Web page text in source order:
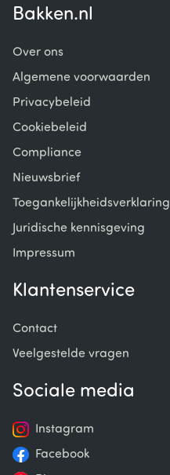
Bakken.nl
Over ons
Algemene voorwaarden
Privacybeleid
Cookiebeleid
Compliance
Nieuwsbrief
Toegankelijkheidsverklaring
Juridische kennisgeving
Impressum
Klantenservice
Contact
Veelgestelde vragen
Sociale media
Instagram
Facebook